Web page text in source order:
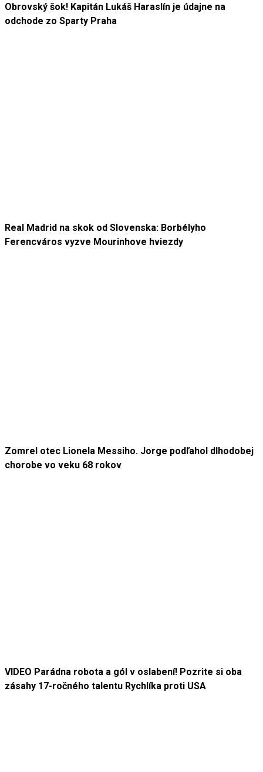
Obrovský šok! Kapitán Lukáš Haraslín je údajne na
odchode zo Sparty Praha
Real Madrid na skok od Slovenska: Borbélyho
Ferencváros vyzve Mourinhove hviezdy
Zomrel otec Lionela Messiho. Jorge podľahol dlhodobej
chorobe vo veku 68 rokov
VIDEO Parádna robota a gól v oslabení! Pozrite si oba
zásahy 17-ročného talentu Rychlíka proti USA